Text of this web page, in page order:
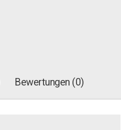
Bewertungen (0)